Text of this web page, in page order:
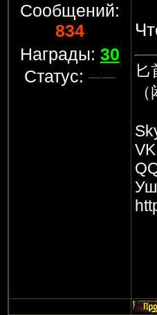
Сообщений:
834
Награды: 30
Статус:
匕